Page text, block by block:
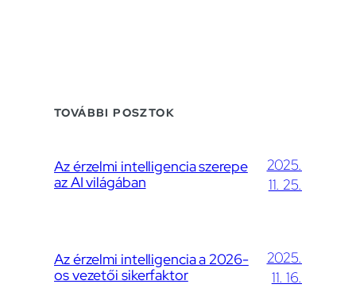
TOVÁBBI POSZTOK
Az érzelmi intelligencia szerepe
az AI világában
2025.
11. 25.
Az érzelmi intelligencia a 2026-
os vezetői sikerfaktor
2025.
11. 16.